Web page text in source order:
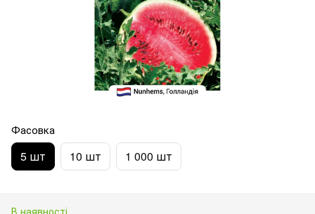
Фасовка
5 шт 10 шт 1 000 шт
В наявності